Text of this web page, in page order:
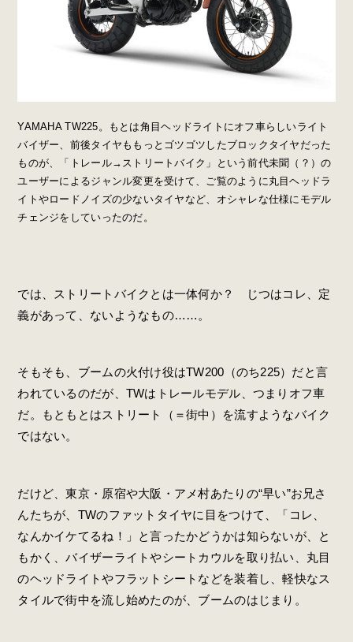
YAMAHA TW225。もとは角目ヘッドライトにオフ車らしいライト
バイザー、前後タイヤももっとゴツゴツしたブロックタイヤだった
ものが、「トレール→ストリートバイク」という前代未聞（？）の
ユーザーによるジャンル変更を受けて、ご覧のように丸目ヘッドラ
イトやロードノイズの少ないタイヤなど、オシャレな仕様にモデル
チェンジをしていったのだ。
では、ストリートバイクとは一体何か？ じつはコレ、定
義があって、ないようなもの……。
そもそも、ブームの火付け役はTW200（のち225）だと言
われているのだが、TWはトレールモデル、つまりオフ車
だ。もともとはストリート（＝街中）を流すようなバイク
ではない。
だけど、東京・原宿や大阪・アメ村あたりの“早い”お兄さ
んたちが、TWのファットタイヤに目をつけて、「コレ、
なんかイケてるね！」と言ったかどうかは知らないが、と
もかく、バイザーライトやシートカウルを取り払い、丸目
のヘッドライトやフラットシートなどを装着し、軽快なス
タイルで街中を流し始めたのが、ブームのはじまり。